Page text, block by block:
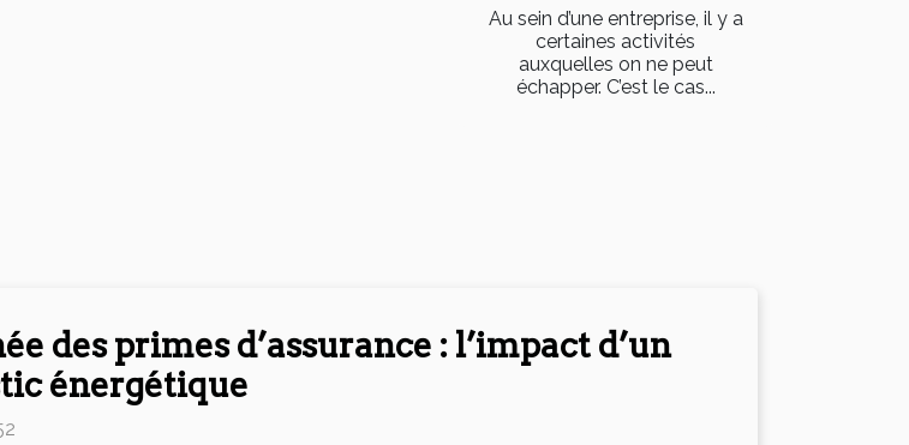
Au sein d’une entreprise, il y a
certaines activités
auxquelles on ne peut
échapper. C’est le cas...
des primes d’assurance : l’impact d’un
énergétique